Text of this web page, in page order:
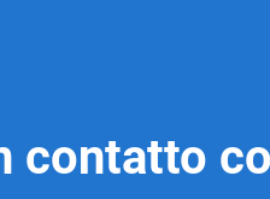
contatto